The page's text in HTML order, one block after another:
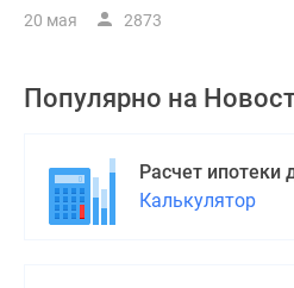
20 мая 2873
Популярно на
Расчет ипотеки
Калькулятор